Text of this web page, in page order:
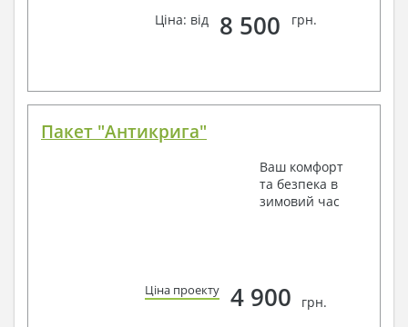
Ціна: від
8 500 грн.
Пакет "Антикрига"
Ваш комфорт
та безпека в
зимовий час
Ціна проекту 4 900 грн.